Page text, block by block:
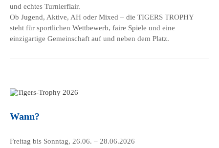
und echtes Turnierflair.
Ob Jugend, Aktive, AH oder Mixed – die TIGERS TROPHY
steht für sportlichen Wettbewerb, faire Spiele und eine
einzigartige Gemeinschaft auf und neben dem Platz.
Wann?
Freitag bis Sonntag, 26.06. – 28.06.2026